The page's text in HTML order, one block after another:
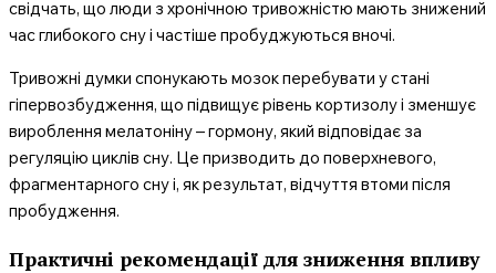
свідчать, що люди з хронічною тривожністю мають знижений
час глибокого сну і частіше пробуджуються вночі.
Тривожні думки спонукають мозок перебувати у стані
гіпервозбудження, що підвищує рівень кортизолу і зменшує
вироблення мелатоніну – гормону, який відповідає за
регуляцію циклів сну. Це призводить до поверхневого,
фрагментарного сну і, як результат, відчуття втоми після
пробудження.
Практичні рекомендації для зниження впливу